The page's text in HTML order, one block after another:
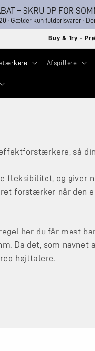
– SKRU OP FOR
· Gælder kun fuldprisvarer ·
Buy & Try -
Afspillere
så
og giver
forstærker når den
her du får mest
Da det, som navnet
højttalere.